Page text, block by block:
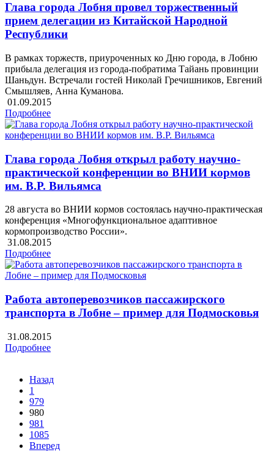
Глава города Лобня провел торжественный
прием делегации из Китайской Народной
Республики
В рамках торжеств, приуроченных ко Дню города, в Лобню
прибыла делегация из города-побратима Тайань провинции
Шаньдун. Встречали гостей Николай Гречишников, Евгений
Смышляев, Анна Куманова.
01.09.2015
Подробнее
Глава города Лобня открыл работу научно-
практической конференции во ВНИИ кормов
им. В.Р. Вильямса
28 августа во ВНИИ кормов состоялась научно-практическая
конференция «Многофункциональное адаптивное
кормопроизводство России».
31.08.2015
Подробнее
Работа автоперевозчиков пассажирского
транспорта в Лобне – пример для Подмосковья
31.08.2015
Подробнее
Назад
1
979
980
981
1085
Вперед